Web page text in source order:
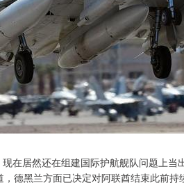
在居然还在组建国际护航舰队问题上当
德黑兰方面已决定对阿联酋结束此前持